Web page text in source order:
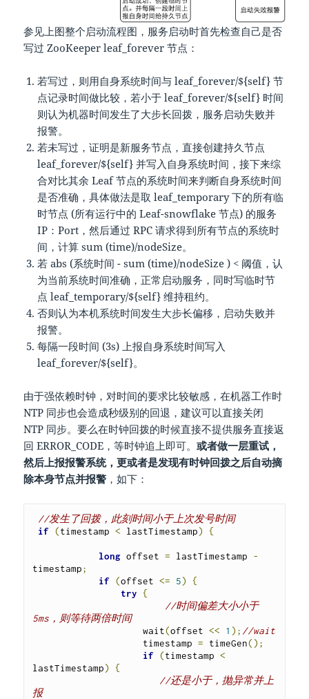
参见上图整个启动流程图，服务启动时首先检查自己是否
写过 ZooKeeper leaf_forever 节点：
若写过，则用自身系统时间与 leaf_forever/${self} 节
点记录时间做比较，若小于 leaf_forever/${self} 时间
则认为机器时间发生了大步长回拨，服务启动失败并
报警。
若未写过，证明是新服务节点，直接创建持久节点
leaf_forever/${self} 并写入自身系统时间，接下来综
合对比其余 Leaf 节点的系统时间来判断自身系统时间
是否准确，具体做法是取 leaf_temporary 下的所有临
时节点 (所有运行中的 Leaf-snowflake 节点) 的服务
IP：Port，然后通过 RPC 请求得到所有节点的系统时
间，计算 sum (time)/nodeSize。
若 abs (系统时间 - sum (time)/nodeSize ) < 阈值，认
为当前系统时间准确，正常启动服务，同时写临时节
点 leaf_temporary/${self} 维持租约。
否则认为本机系统时间发生大步长偏移，启动失败并
报警。
每隔一段时间 (3s) 上报自身系统时间写入
leaf_forever/${self}。
由于强依赖时钟，对时间的要求比较敏感，在机器工作时
NTP 同步也会造成秒级别的回退，建议可以直接关闭
NTP 同步。要么在时钟回拨的时候直接不提供服务直接返
回 ERROR_CODE，等时钟追上即可。或者做一层重试，
然后上报报警系统，更或者是发现有时钟回拨之后自动摘
除本身节点并报警 ，如下：
//发生了回拨，此刻时间小于上次发号时间
if
(timestamp < lastTimestamp) {
long offset = lastTimestamp -
timestamp;
if
(offset <= 5)
{
try {
//时间偏差大小小于
5ms，则等待两倍时间
                    wait
(offset << 1 ); //wait
                    timestamp
= timeGen();
if
(timestamp <
lastTimestamp)
{
//还是小于，抛异常并上
报